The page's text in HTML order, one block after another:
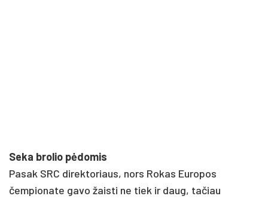
Seka brolio pėdomis
Pasak SRC direktoriaus, nors Rokas Europos
čempionate gavo žaisti ne tiek ir daug, tačiau